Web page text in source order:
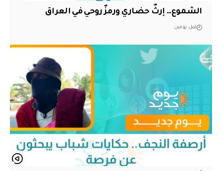
الشموع… إرثٌ حضاري ورمزٌ روحي في العراق
قبل يومين